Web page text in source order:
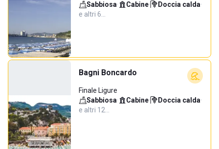
Sabbiosa· Cabine· Doccia calda·
e altri 6…
Bagni Boncardo
Finale Ligure
Sabbiosa· Cabine· Doccia calda·
e altri 12…